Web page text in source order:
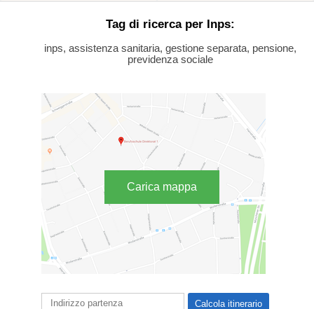
Tag di ricerca per Inps:
inps, assistenza sanitaria, gestione separata, pensione,
previdenza sociale
Carica mappa